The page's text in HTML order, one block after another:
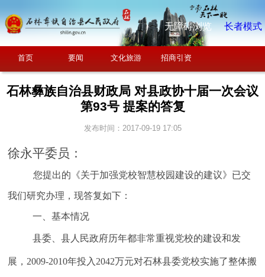
无障碍浏览 长者模式
首页 要闻 文化旅游 招商引资
石林彝族自治县财政局 对县政协十届一次会议
第93号 提案的答复
发布时间：2017-09-19 17:05
徐永平委员：
您提出的《关于加强党校智慧校园建设的建议》已交
我们研究办理，现答复如下：
一、基本情况
县委、县人民政府历年都非常重视党校的建设和发
展，2009-2010年投入2042万元对石林县委党校实施了整体搬